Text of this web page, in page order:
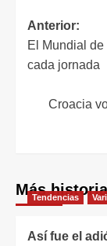
Anterior:
El Mundial
cada jornada
Croacia
MásTendencias
Así fue el